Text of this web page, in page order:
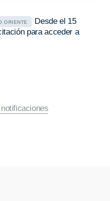
ORIENTE
Desde el 15
para acceder a